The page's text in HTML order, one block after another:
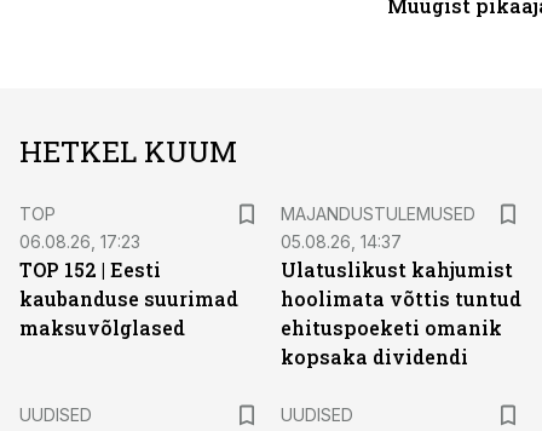
Müügist
HETKEL KUUM
TOP
06.08.26, 17:23
TOP 152 | Eesti
kaubanduse suurimad
maksuvõlglased
MAJANDUSTULEMUSED
05.08.26, 14:37
Ulatuslikust kahjumist
hoolimata võttis tuntud
ehituspoeketi omanik
kopsaka dividendi
UUDISED
UUDISED